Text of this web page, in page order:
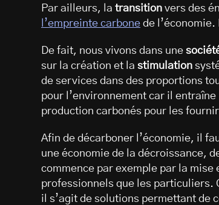
Par ailleurs, la transition vers des
l’empreinte carbone de l’économie.
De fait, nous vivons dans une
sur la création et la stimulation
de services dans des proportions
pour l’environnement car il entraîne
production carbonés pour les
Afin de décarboner l’économie, il
une économie de la décroissance,
commence par exemple par la mise
professionnels que les particuliers.
il s’agit de solutions permettant de